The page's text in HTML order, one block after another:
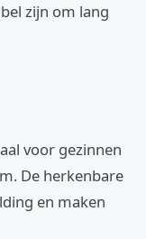
zijn om lang
voor gezinnen
De herkenbare
en maken